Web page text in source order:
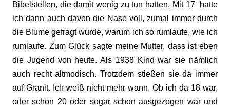
Bibelstellen, die damit wenig zu tun hatten. Mit 17 hatte
ich dann auch davon die Nase voll, zumal immer durch
die Blume gefragt wurde, warum ich so rumlaufe, wie ich
rumlaufe. Zum Glück sagte meine Mutter, dass ist eben
die Jugend von heute. Als 1938 Kind war sie nämlich
auch recht altmodisch. Trotzdem stießen sie da immer
auf Granit. Ich weiß nicht mehr wann. Ob ich da 18 war,
oder schon 20 oder sogar schon ausgezogen war und